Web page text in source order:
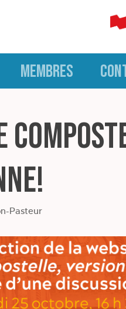
MEMBRES
Pasteur